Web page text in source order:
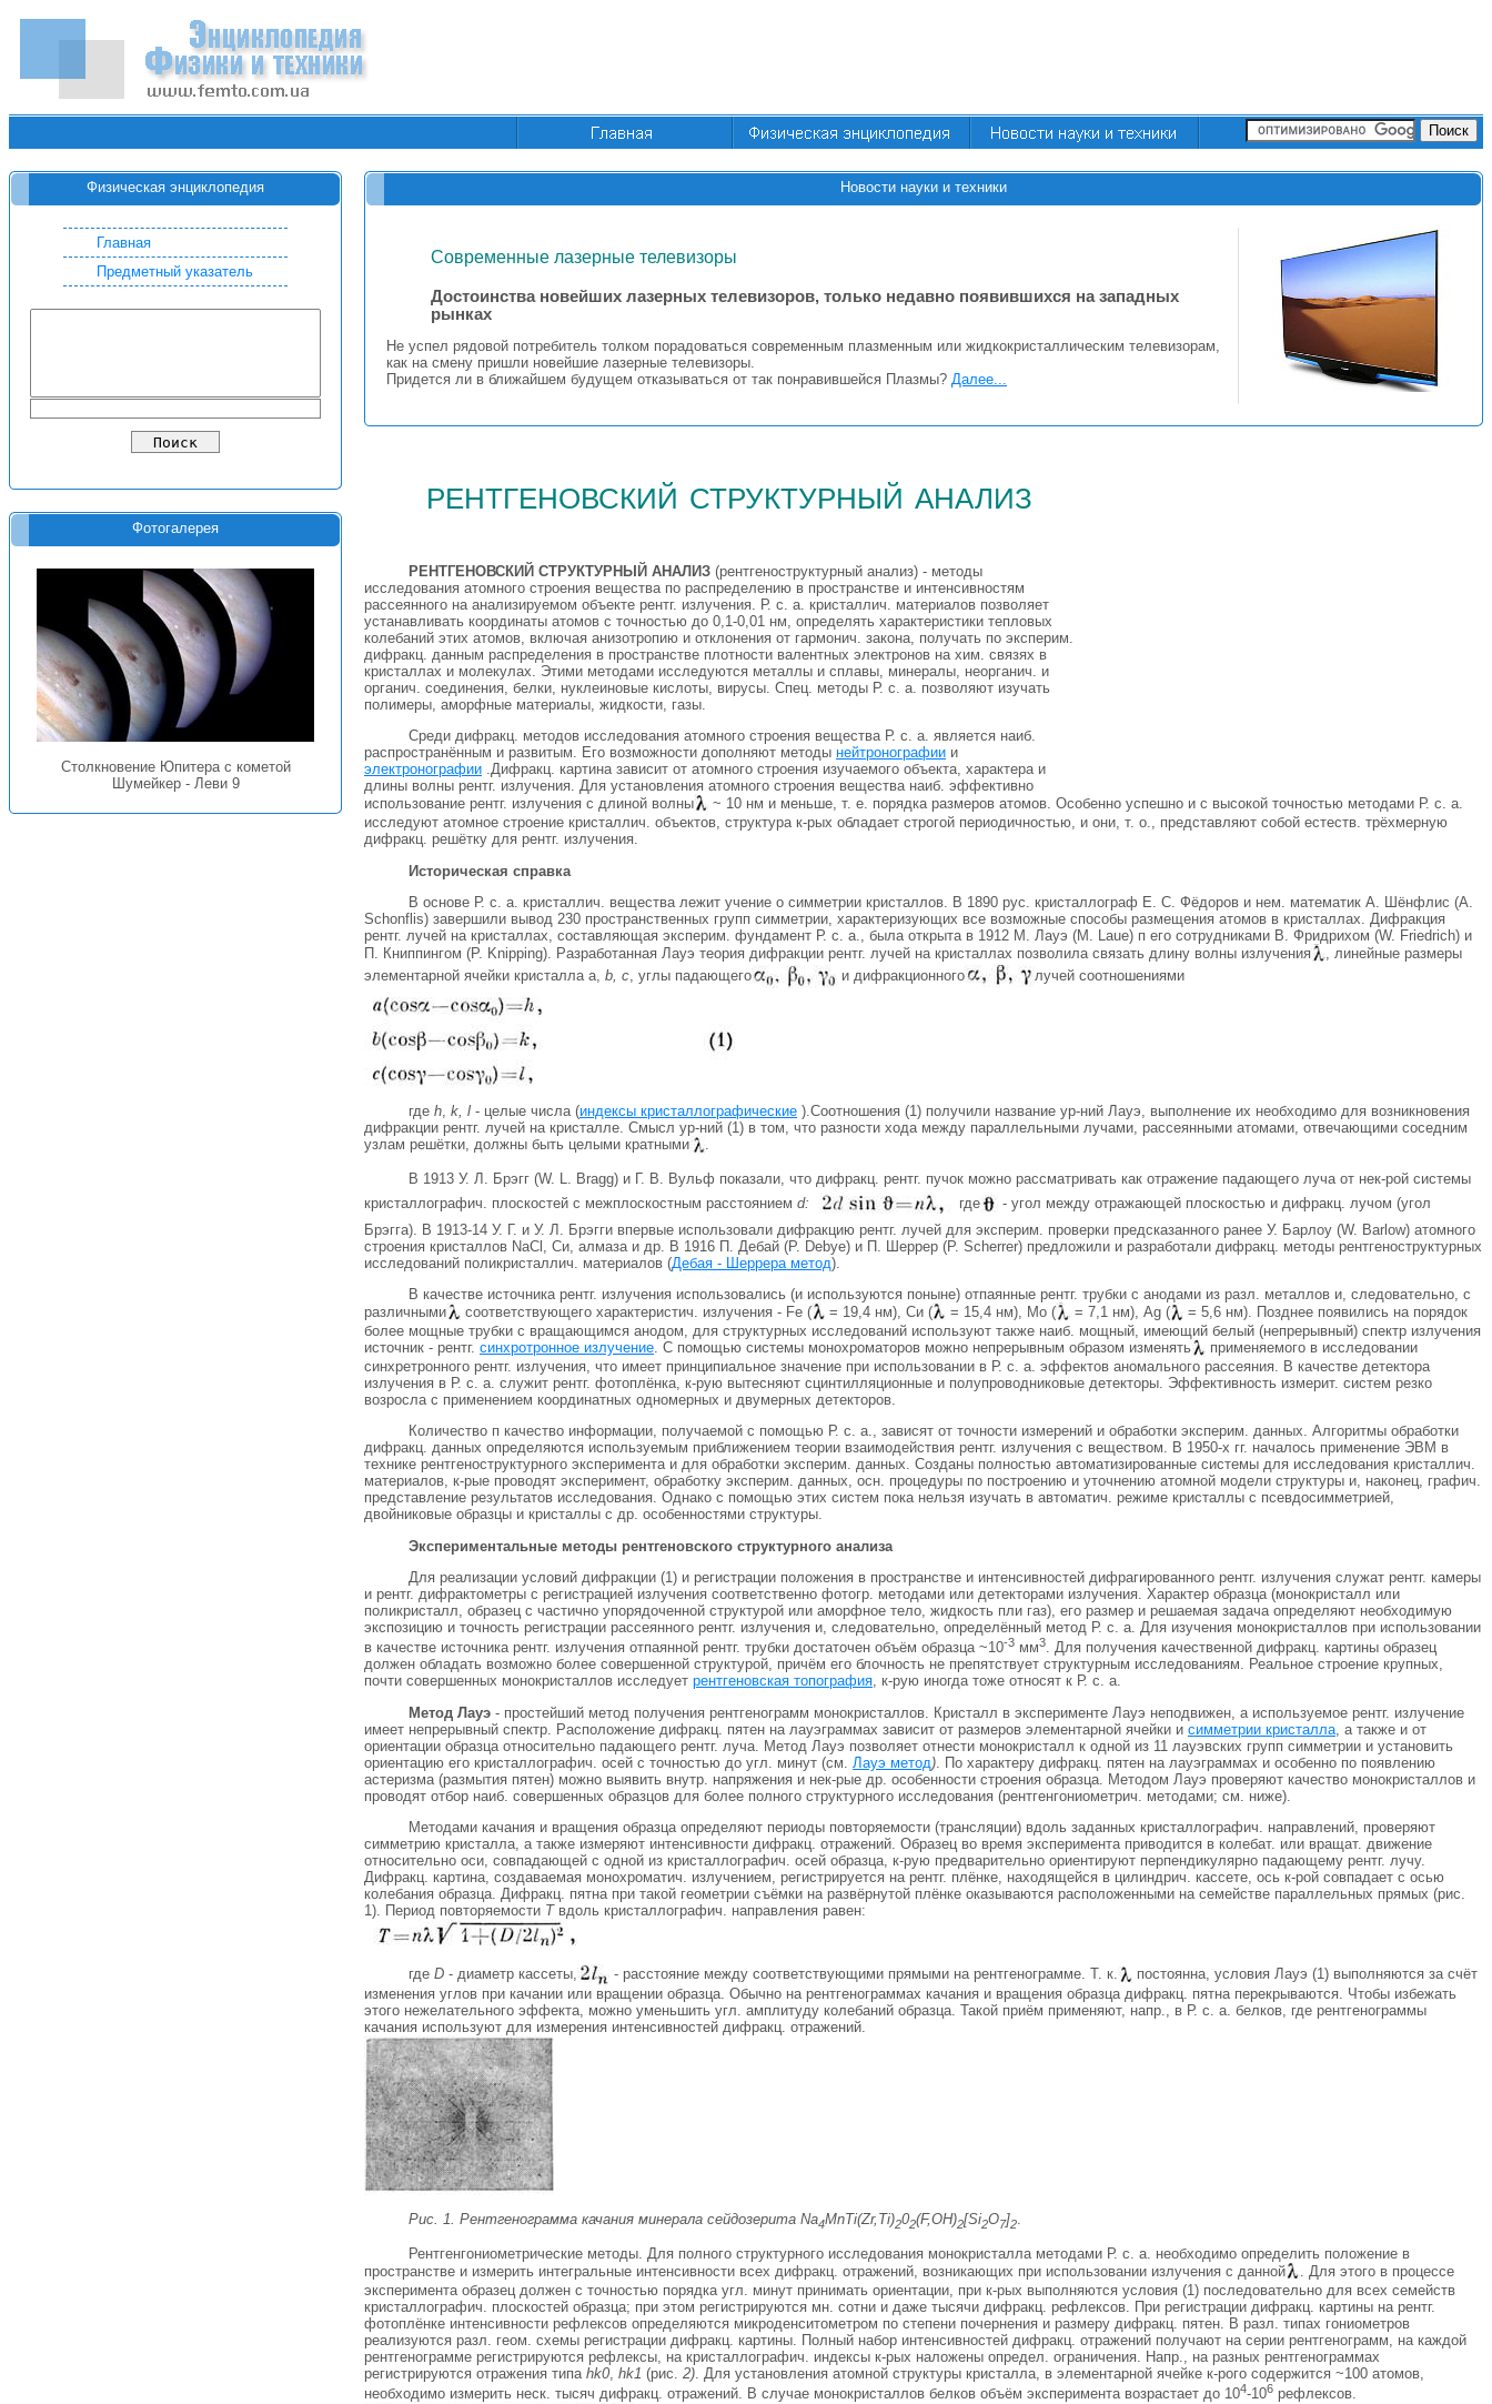
Физическая энциклопедия
Главная
Предметный указатель
Фотогалерея
Столкновение Юпитера с кометой
Шумейкер - Леви 9
Новости науки и техники
Современные лазерные телевизоры
Достоинства новейших лазерных телевизоров, только недавно появившихся на западных
рынках
Не успел рядовой потребитель толком порадоваться современным плазменным или жидкокристаллическим телевизорам,
как на смену пришли новейшие лазерные телевизоры.
Придется ли в ближайшем будущем отказываться от так понравившейся Плазмы? Далее...
рентгеновский структурный анализ
РЕНТГЕНОВСКИЙ СТРУКТУРНЫЙ АНАЛИЗ (рентгеноструктурный анализ) - методы
исследования атомного строения вещества по распределению в пространстве и интенсивностям
рассеянного на анализируемом объекте рентг. излучения. Р. с. а. кристаллич. материалов позволяет
устанавливать координаты атомов с точностью до 0,1-0,01 нм, определять характеристики тепловых
колебаний этих атомов, включая анизотропию и отклонения от гармонич. закона, получать по эксперим.
дифракц. данным распределения в пространстве плотности валентных электронов на хим. связях в
кристаллах и молекулах. Этими методами исследуются металлы и сплавы, минералы, неорганич. и
органич. соединения, белки, нуклеиновые кислоты, вирусы. Спец. методы Р. с. а. позволяют изучать
полимеры, аморфные материалы, жидкости, газы.
Среди дифракц. методов исследования атомного строения вещества Р. с. а. является наиб.
распространённым и развитым. Его возможности дополняют методы нейтронографии и
электронографии .Дифракц. картина зависит от атомного строения изучаемого объекта, характера и
длины волны рентг. излучения. Для установления атомного строения вещества наиб. эффективно
использование рентг. излучения с длиной волны
~ 10 нм и меньше, т. е. порядка размеров атомов. Особенно успешно и с высокой точностью методами Р. с. а.
исследуют атомное строение кристаллич. объектов, структура к-рых обладает строгой периодичностью, и они, т. о., представляют собой естеств. трёхмерную
дифракц. решётку для рентг. излучения.
Историческая справка
В основе Р. с. а. кристаллич. вещества лежит учение о симметрии кристаллов. В 1890 рус. кристаллограф Е. С. Фёдоров и нем. математик А. Шёнфлис (A.
Schonflis) завершили вывод 230 пространственных групп симметрии, характеризующих все возможные способы размещения атомов в кристаллах. Дифракция
рентг. лучей на кристаллах, составляющая эксперим. фундамент Р. с. а., была открыта в 1912 М. Лауэ (М. Laue) п его сотрудниками В. Фридрихом (W. Friedrich) и
П. Книппингом (P. Knipping). Разработанная Лауэ теория дифракции рентг. лучей на кристаллах позволила связать длину волны излучения
, линейные размеры
элементарной ячейки кристалла а, b, с, углы падающего и дифракционного лучей соотношениями
где h, k, l - целые числа (индексы кристаллографические ).Соотношения (1) получили название ур-ний Лауэ, выполнение их необходимо для возникновения
дифракции рентг. лучей на кристалле. Смысл ур-ний (1) в том, что разности хода между параллельными лучами, рассеянными атомами, отвечающими соседним
узлам решётки, должны быть целыми кратными
.
В 1913 У. Л. Брэгг (W. L. Bragg) и Г. В. Вульф показали, что дифракц. рентг. пучок можно рассматривать как отражение падающего луча от нек-рой системы
кристаллографич. плоскостей с межплоскостным расстоянием d: где
- угол между отражающей плоскостью и дифракц. лучом (угол
Брэгга). В 1913-14 У. Г. и У. Л. Брэгги впервые использовали дифракцию рентг. лучей для эксперим. проверки предсказанного ранее У. Барлоу (W. Barlow) атомного
строения кристаллов NaCl, Си, алмаза и др. В 1916 П. Дебай (P. Debye) и П. Шеррер (P. Scherrer) предложили и разработали дифракц. методы рентгеноструктурных
исследований поликристаллич. материалов (Дебая - Шеррера метод).
В качестве источника рентг. излучения использовались (и используются поныне) отпаянные рентг. трубки с анодами из разл. металлов и, следовательно, с
различными
соответствующего характеристич. излучения - Fe ( = 19,4 нм), Си ( = 15,4 нм), Мо ( = 7,1 нм), Ag (
= 5,6 нм). Позднее появились на порядок
более мощные трубки с вращающимся анодом, для структурных исследований используют также наиб. мощный, имеющий белый (непрерывный) спектр излучения
источник - рентг. синхротронное излучение . С помощью системы монохроматоров можно непрерывным образом изменять
применяемого в исследовании
синхретронного рентг. излучения, что имеет принципиальное значение при использовании в Р. с. а. эффектов аномального рассеяния. В качестве детектора
излучения в Р. с. а. служит рентг. фотоплёнка, к-рую вытесняют сцинтилляционные и полупроводниковые детекторы. Эффективность измерит. систем резко
возросла с применением координатных одномерных и двумерных детекторов.
Количество п качество информации, получаемой с помощью Р. с. а., зависят от точности измерений и обработки эксперим. данных. Алгоритмы обработки
дифракц. данных определяются используемым приближением теории взаимодействия рентг. излучения с веществом. В 1950-х гг. началось применение ЭВМ в
технике рентгеноструктурного эксперимента и для обработки эксперим. данных. Созданы полностью автоматизированные системы для исследования кристаллич.
материалов, к-рые проводят эксперимент, обработку эксперим. данных, осн. процедуры по построению и уточнению атомной модели структуры и, наконец, графич.
представление результатов исследования. Однако с помощью этих систем пока нельзя изучать в автоматич. режиме кристаллы с псевдосимметрией,
двойниковые образцы и кристаллы с др. особенностями структуры.
Экспериментальные методы рентгеновского структурного анализа
Для реализации условий дифракции (1) и регистрации положения в пространстве и интенсивностей дифрагированного рентг. излучения служат рентг. камеры
и рентг. дифрактометры с регистрацией излучения соответственно фотогр. методами или детекторами излучения. Характер образца (монокристалл или
поликристалл, образец с частично упорядоченной структурой или аморфное тело, жидкость пли газ), его размер и решаемая задача определяют необходимую
экспозицию и точность регистрации рассеянного рентг. излучения и, следовательно, определённый метод Р. с. а. Для изучения монокристаллов при использовании
в качестве источника рентг. излучения отпаянной рентг. трубки достаточен объём образца ~10-3 мм3. Для получения качественной дифракц. картины образец
должен обладать возможно более совершенной структурой, причём его блочность не препятствует структурным исследованиям. Реальное строение крупных,
почти совершенных монокристаллов исследует рентгеновская топография, к-рую иногда тоже относят к Р. с. а.
Метод Лауэ - простейший метод получения рентгенограмм монокристаллов. Кристалл в эксперименте Лауэ неподвижен, а используемое рентг. излучение
имеет непрерывный спектр. Расположение дифракц. пятен на лауэграммах зависит от размеров элементарной ячейки и симметрии кристалла , а также и от
ориентации образца относительно падающего рентг. луча. Метод Лауэ позволяет отнести монокристалл к одной из 11 лауэвских групп симметрии и установить
ориентацию его кристаллографич. осей с точностью до угл. минут (см. Лауэ метод) . По характеру дифракц. пятен на лауэграммах и особенно по появлению
астеризма (размытия пятен) можно выявить внутр. напряжения и нек-рые др. особенности строения образца. Методом Лауэ проверяют качество монокристаллов и
проводят отбор наиб. совершенных образцов для более полного структурного исследования (рентгенгониометрич. методами; см. ниже).
Методами качания и вращения образца определяют периоды повторяемости (трансляции) вдоль заданных кристаллографич. направлений, проверяют
симметрию кристалла, а также измеряют интенсивности дифракц. отражений. Образец во время эксперимента приводится в колебат. или вращат. движение
относительно оси, совпадающей с одной из кристаллографич. осей образца, к-рую предварительно ориентируют перпендикулярно падающему рентг. лучу.
Дифракц. картина, создаваемая монохроматич. излучением, регистрируется на рентг. плёнке, находящейся в цилиндрич. кассете, ось к-рой совпадает с осью
колебания образца. Дифракц. пятна при такой геометрии съёмки на развёрнутой плёнке оказываются расположенными на семействе параллельных прямых (рис.
1). Период повторяемости Твдоль кристаллографич. направления равен:
где D - диаметр кассеты, - расстояние между соответствующими прямыми на рентгенограмме. Т. к.
постоянна, условия Лауэ (1) выполняются за счёт
изменения углов при качании или вращении образца. Обычно на рентгенограммах качания и вращения образца дифракц. пятна перекрываются. Чтобы избежать
этого нежелательного эффекта, можно уменьшить угл. амплитуду колебаний образца. Такой приём применяют, напр., в Р. с. а. белков, где рентгенограммы
качания используют для измерения интенсивностей дифракц. отражений.
Рис. 1. Рентгенограмма качания минерала сейдозерита Na4MnTi(Zr,Ti)202(F,OH)2[Si2O7]2
Рентгенгониометрические методы. Для полного структурного исследования монокристалла методами Р. с. а. необходимо определить положение в
пространстве и измерить интегральные интенсивности всех дифракц. отражений, возникающих при использовании излучения с данной
. Для этого в процессе
эксперимента образец должен с точностью порядка угл. минут принимать ориентации, при к-рых выполняются условия (1) последовательно для всех семейств
кристаллографич. плоскостей образца; при этом регистрируются мн. сотни и даже тысячи дифракц. рефлексов. При регистрации дифракц. картины на рентг.
фотоплёнке интенсивности рефлексов определяются микроденситометром по степени почернения и размеру дифракц. пятен. В разл. типах гониометров
реализуются разл. геом. схемы регистрации дифракц. картины. Полный набор интенсивностей дифракц. отражений получают на серии рентгенограмм, на каждой
рентгенограмме регистрируются рефлексы, на кристаллографич. индексы к-рых наложены определ. ограничения. Напр., на разных рентгенограммах
регистрируются отражения типа hk0 hk1 (рис. 2) . Для установления атомной структуры кристалла, в элементарной ячейке к-рого содержится ~100 атомов,
необходимо измерить неск. тысяч дифракц. отражений. В случае монокристаллов белков объём эксперимента возрастает до 104-106 рефлексов.